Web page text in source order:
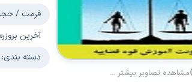
مشاهده تصاویر بیشتر ...
فرمت /
آخرین
دسته بندی: